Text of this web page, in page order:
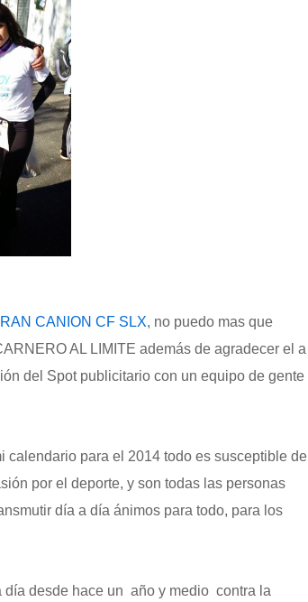
CANION CF SLX, no puedo mas que
AL LIMITE además de agradecer el a
del Spot publicitario con un equipo de gente
calendario para el 2014 todo es susceptible de
por el deporte, y son todas las personas
día a día ánimos para todo, para los
día desde hace un año y medio contra la